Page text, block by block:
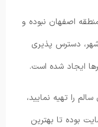
اصفهان نبوده و
شهر، دسترس پذیری
ایجاد شده است.
را تهیه نمایید،
بوده تا بهترین